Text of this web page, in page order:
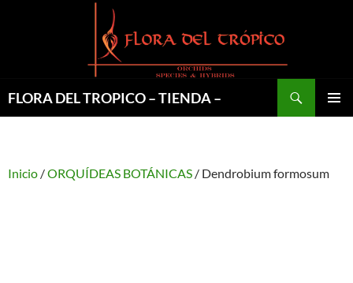
FLORA DEL TROPICO – TIENDA –
Inicio /ORQUÍDEAS BOTÁNICAS / Dendrobium formosum